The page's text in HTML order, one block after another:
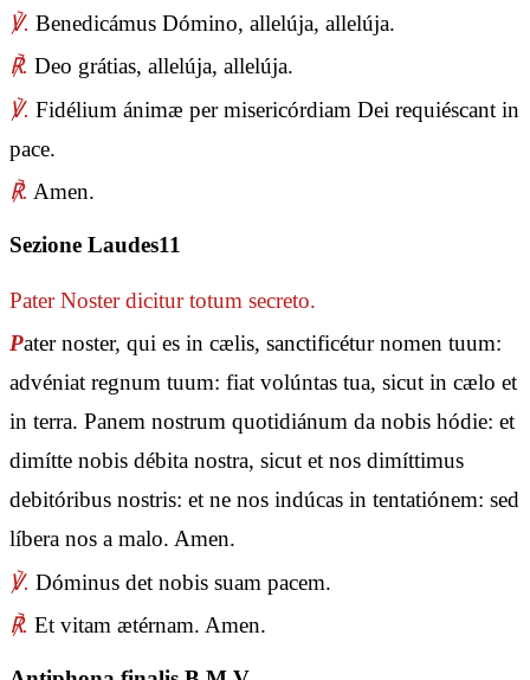
℣. Benedicámus Dómino, allelúja, allelúja.
℟. Deo grátias, allelúja, allelúja.
℣. Fidélium ánimæ per misericórdiam Dei requiéscant in
pace.
℟. Amen.
Sezione Laudes11
Pater Nosterdicitur totum secreto.
Pater noster, qui es in cælis, sanctificétur nomen tuum:
advéniat regnum tuum: fiat volúntas tua, sicut in cælo et
in terra. Panem nostrum quotidiánum da nobis hódie: et
dimítte nobis débita nostra, sicut et nos dimíttimus
debitóribus nostris: et ne nos indúcas in tentatiónem: sed
líbera nos a malo. Amen.
℣. Dóminus det nobis suam pacem.
℟. Et vitam ætérnam. Amen.